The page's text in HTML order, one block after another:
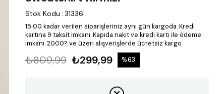
Stok Kodu : 31336
15:00 kadar verilen siparişleriniz aynı gün kargoda. Kredi
kartına 9 taksit imkanı. Kapıda nakit ve kredi kartı ile ödeme
imkanı. 2000? ve üzeri alışverişlerde ücretsiz kargo
₺809,99 ₺299,99 %63